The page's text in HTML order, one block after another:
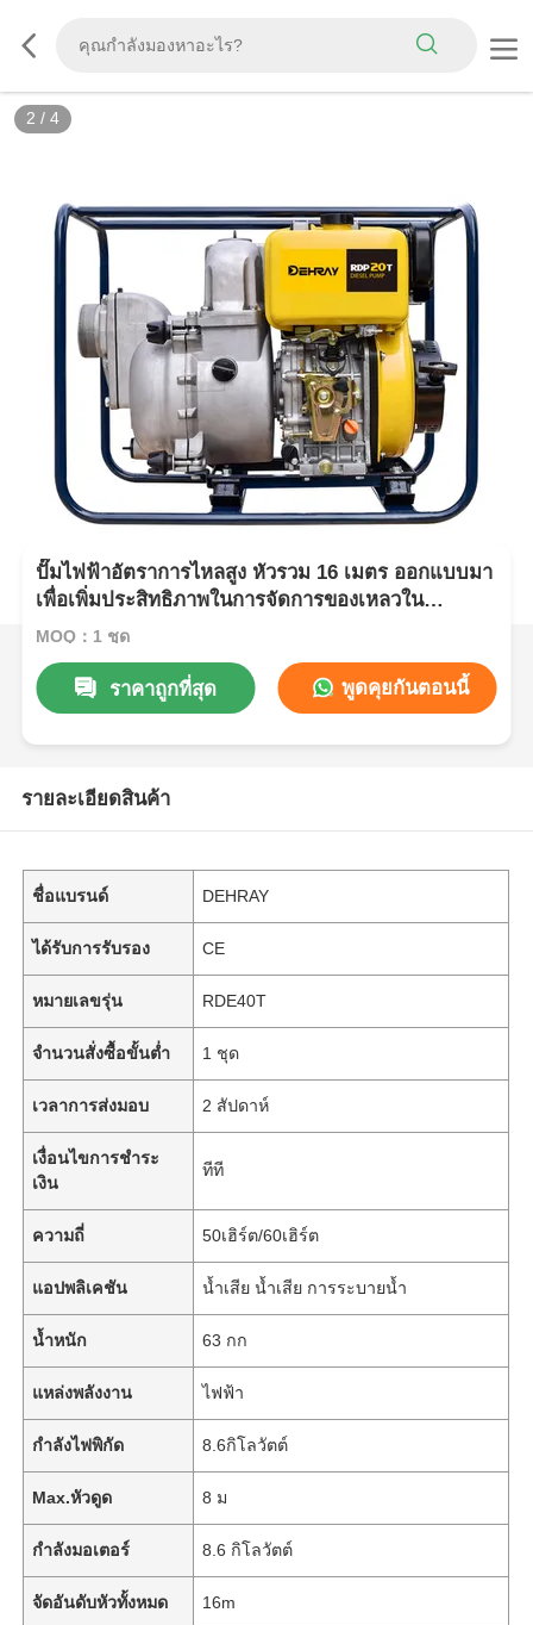
2 / 4
ปั๊มไฟฟ้าอัตราการไหลสูง หัวรวม 16 เมตร ออกแบบมา
เพื่อเพิ่มประสิทธิภาพในการจัดการของเหลวใน
อุตสาหกรรม
MOQ：1 ชุด
ราคาถูกที่สุด พูดคุยกันตอนนี้
รายละเอียดสินค้า
ชื่อแบรนด์ DEHRAY
ได้รับการรับรอง CE
หมายเลขรุ่น RDE40T
จำนวนสั่งซื้อขั้นต่ำ 1 ชุด
เวลาการส่งมอบ 2 สัปดาห์
เงื่อนไขการชำระ
เงิน
ทีที
ความถี่ 50เฮิร์ต/60เฮิร์ต
แอปพลิเคชัน น้ำเสีย น้ำเสีย การระบายน้ำ
น้ำหนัก 63 กก
แหล่งพลังงาน ไฟฟ้า
กำลังไฟพิกัด 8.6กิโลวัตต์
Max.หัวดูด 8 ม
กำลังมอเตอร์ 8.6 กิโลวัตต์
จัดอันดับหัวทั้งหมด 16m